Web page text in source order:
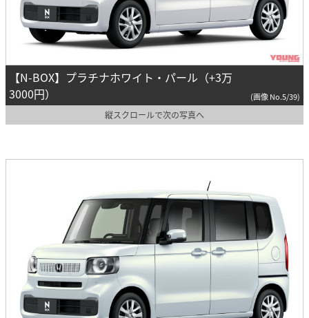
【N-BOX】プラチナホワイト・パール（+3万
3000円）
(画像 No.5/39)
縦スクロールで次の写真へ